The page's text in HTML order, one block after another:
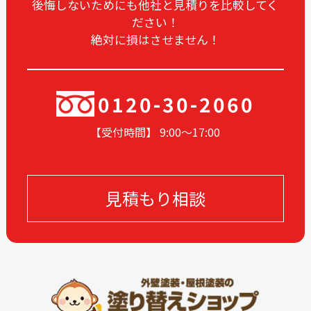
2024-11
2024-10
2024-09
2024-08
2024-06
2024-05
2024-03
2023-12
2023-11
2023-09
2023-08
2023-07
2023-05
2023-04
2023-01
2022-12
後悔しないためにも他社と見積りを比較してく
ださい！
絶対に損はさせません！
0120-30-2060
【受付時間】 9:00〜17:00
見積もり相談